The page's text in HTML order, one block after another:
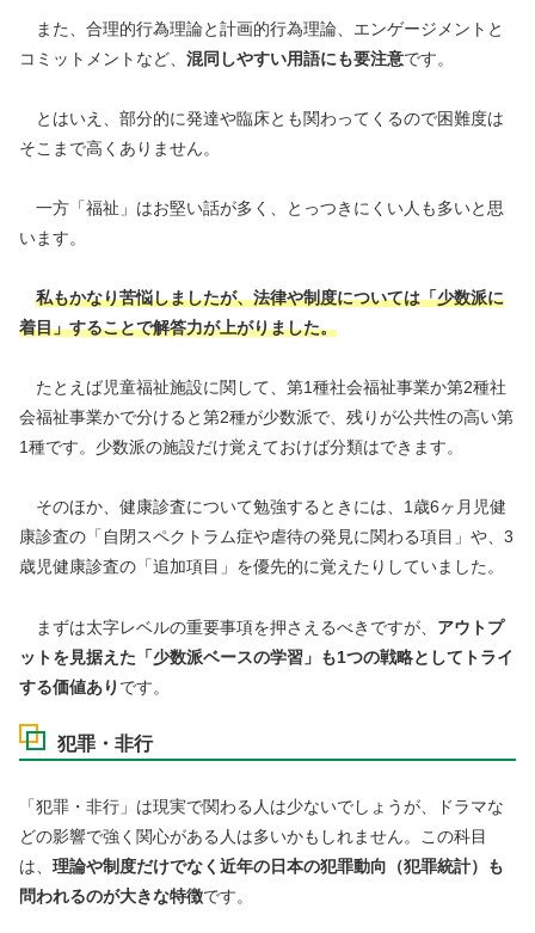
また、合理的行為理論と計画的行為理論、エンゲージメントと
コミットメントなど、 混同しやすい用語にも要注意です。
とはいえ、部分的に発達や臨床とも関わってくるので困難度は
そこまで高くありません。
一方「福祉」はお堅い話が多く、とっつきにくい人も多いと思
います。
私もかなり苦悩しましたが、法律や制度については「少数派に
着目」することで解答力が上がりました。
たとえば児童福祉施設に関して、第1種社会福祉事業か第2種社
会福祉事業かで分けると第2種が少数派で、残りが公共性の高い第
1種です。少数派の施設だけ覚えておけば分類はできます。
そのほか、健康診査について勉強するときには、1歳6ヶ月児健
康診査の「自閉スペクトラム症や虐待の発見に関わる項目」や、3
歳児健康診査の「追加項目」を優先的に覚えたりしていました。
まずは太字レベルの重要事項を押さえるべきですが、 アウトプ
ットを見据えた「少数派ベースの学習」も1つの戦略としてトライ
する価値あり です。
犯罪・非行
「犯罪・非行」は現実で関わる人は少ないでしょうが、ドラマな
どの影響で強く関心がある人は多いかもしれません。この科目
は、 理論や制度だけでなく近年の日本の犯罪動向（犯罪統計）も
問われるのが大きな特徴です。